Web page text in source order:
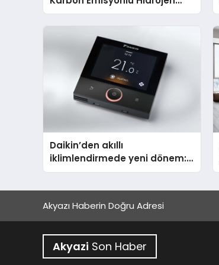
Isıtma Teknolojisinde ISO ve
Daikin’den akıllı
iklimlendirmede yeni dönem:
Madoka Plus Türkiye’de
Akyazı Haberin Doğru Adresi
Akyazi Son Haber